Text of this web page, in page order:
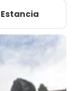
Estancia